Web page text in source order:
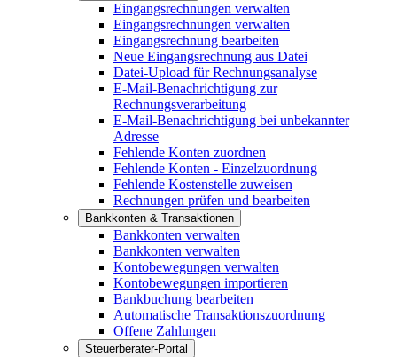
Eingangsrechnungen verwalten
Eingangsrechnungen verwalten
Eingangsrechnung bearbeiten
Neue Eingangsrechnung aus Datei
Datei-Upload für Rechnungsanalyse
E-Mail-Benachrichtigung zur
Rechnungsverarbeitung
E-Mail-Benachrichtigung bei unbekannter
Adresse
Fehlende Konten zuordnen
Fehlende Konten - Einzelzuordnung
Fehlende Kostenstelle zuweisen
Rechnungen prüfen und bearbeiten
Bankkonten & Transaktionen
Bankkonten verwalten
Bankkonten verwalten
Kontobewegungen verwalten
Kontobewegungen importieren
Bankbuchung bearbeiten
Automatische Transaktionszuordnung
Offene Zahlungen
Steuerberater-Portal